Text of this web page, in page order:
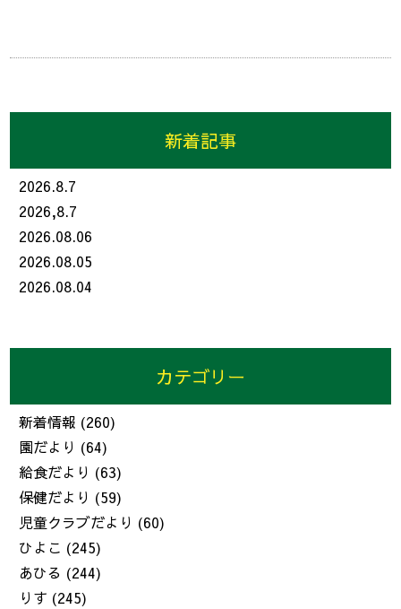
新着記事
2026.8.7
2026,8.7
2026.08.06
2026.08.05
2026.08.04
カテゴリー
新着情報 (260)
園だより (64)
給食だより (63)
保健だより (59)
児童クラブだより (60)
ひよこ (245)
あひる (244)
りす (245)